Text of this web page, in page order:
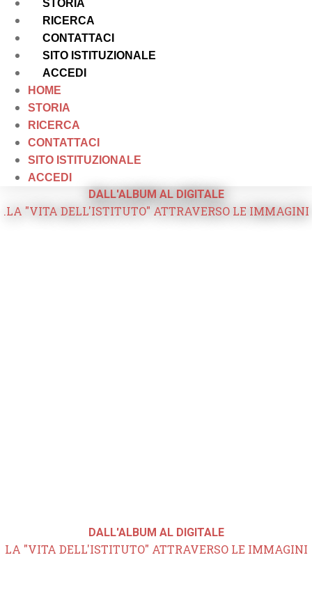
STORIA
RICERCA
CONTATTACI
SITO ISTITUZIONALE
ACCEDI
HOME
STORIA
RICERCA
CONTATTACI
SITO ISTITUZIONALE
ACCEDI
DALL'ALBUM AL DIGITALE
.LA "VITA DELL'ISTITUTO" ATTRAVERSO LE IMMAGINI
DALL'ALBUM AL DIGITALE
LA "VITA DELL'ISTITUTO" ATTRAVERSO LE IMMAGINI